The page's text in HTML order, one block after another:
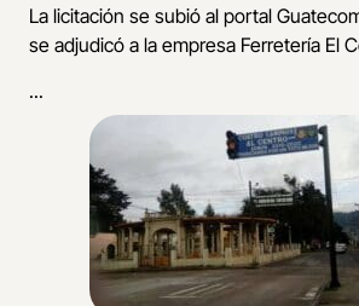
La licitación se subió al portal
se adjudicó a la empresa Ferretería El
...